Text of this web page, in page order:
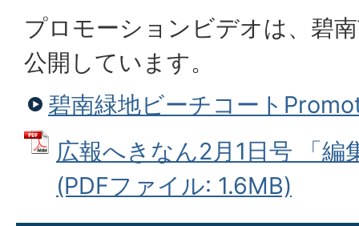
プロモーションビデオは、碧
公開しています。
碧南緑地ビーチコート
広報へきなん2月1日号 「編
(PDFファイル: 1.6MB)